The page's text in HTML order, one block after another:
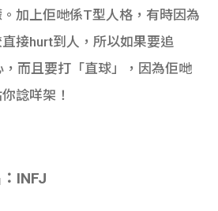
。加上佢哋係T型人格，有時因為
接hurt到人，所以如果要追
而且要打「直球」，因為佢哋
諗咩架！
INFJ